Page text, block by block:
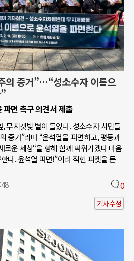
의 증거”…“성소수자 이름으
면 촉구 의견서 제출
무지갯빛 볕이 들었다. 성소수자 시민들
증거”라며 “윤석열을 파면하고, 평등과
로운 세상“을 향해 함께 싸워가겠다 마음
다. 윤석열 파면!”이라 적힌 피켓을 든
0
기사수정